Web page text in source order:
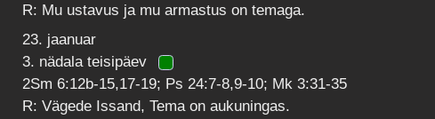
R: Mu ustavus ja mu armastus on temaga.
23. jaanuar
3. nädala teisipäev
2Sm 6:12b-15,17-19; Ps 24:7-8,9-10; Mk 3:31-35
R: Vägede Issand, Tema on aukuningas.